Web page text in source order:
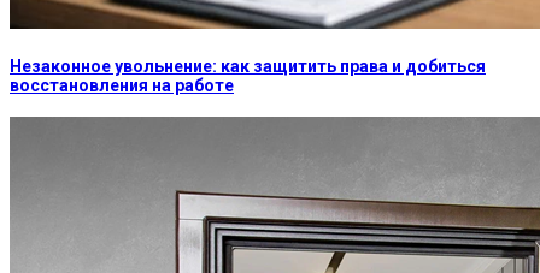
Незаконное увольнение: как защитить права и добиться
восстановления на работе